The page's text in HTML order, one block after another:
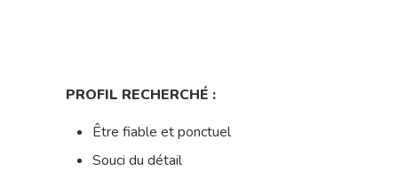
PROFIL RECHERCHÉ :
Être fiable et ponctuel
Souci du détail